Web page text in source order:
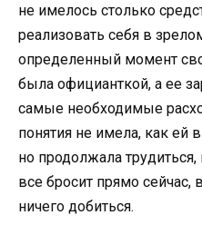
не имелось столько
реализовать себя в
определенный момент
была официанткой, а ее
самые необходимые
понятия не имела, как ей
но продолжала
все бросит прямо
ничего добиться.